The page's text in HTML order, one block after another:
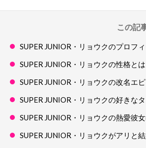
この記
SUPER JUNIOR・リョウクのプロフ
SUPER JUNIOR・リョウクの性格とは
SUPER JUNIOR・リョウクの改名
SUPER JUNIOR・リョウクの好きな
SUPER JUNIOR・リョウクの熱愛彼女
SUPER JUNIOR・リョウクがアリと